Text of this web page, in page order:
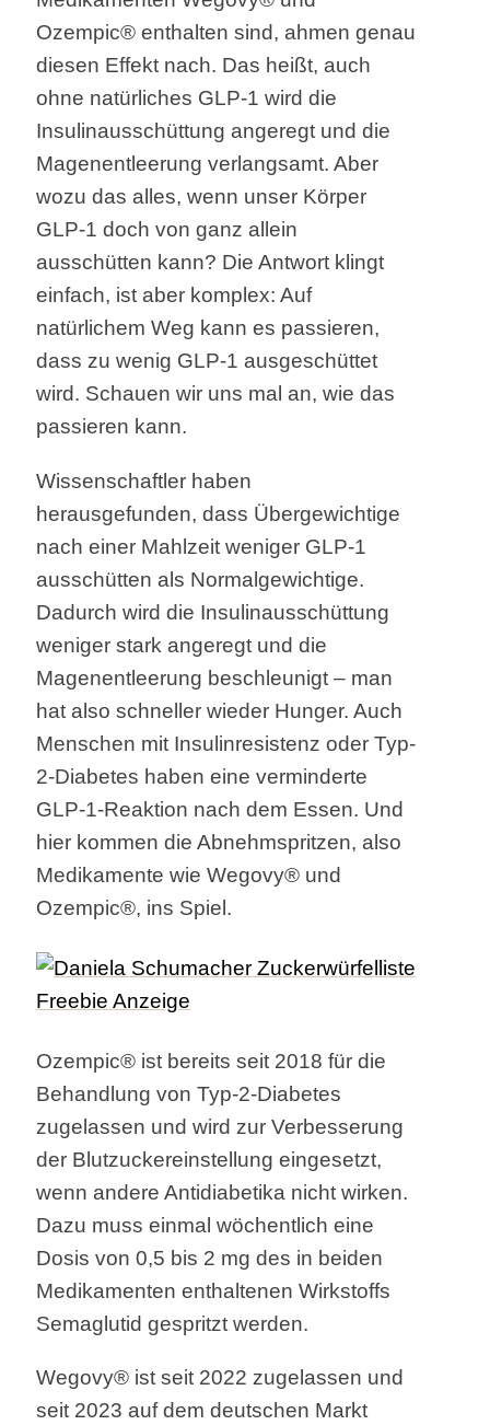
Ozempic® enthalten sind, ahmen genau
diesen Effekt nach. Das heißt, auch
ohne natürliches GLP-1 wird die
Insulinausschüttung angeregt und die
Magenentleerung verlangsamt. Aber
wozu das alles, wenn unser Körper
GLP-1 doch von ganz allein
ausschütten kann? Die Antwort klingt
einfach, ist aber komplex: Auf
natürlichem Weg kann es passieren,
dass zu wenig GLP-1 ausgeschüttet
wird. Schauen wir uns mal an, wie das
passieren kann.
Wissenschaftler haben
herausgefunden, dass Übergewichtige
nach einer Mahlzeit weniger GLP-1
ausschütten als Normalgewichtige.
Dadurch wird die Insulinausschüttung
weniger stark angeregt und die
Magenentleerung beschleunigt – man
hat also schneller wieder Hunger. Auch
Menschen mit Insulinresistenz oder Typ-
2-Diabetes haben eine verminderte
GLP-1-Reaktion nach dem Essen. Und
hier kommen die Abnehmspritzen, also
Medikamente wie Wegovy® und
Ozempic®, ins Spiel.
Ozempic® ist bereits seit 2018 für die
Behandlung von Typ-2-Diabetes
zugelassen und wird zur Verbesserung
der Blutzuckereinstellung eingesetzt,
wenn andere Antidiabetika nicht wirken.
Dazu muss einmal wöchentlich eine
Dosis von 0,5 bis 2 mg des in beiden
Medikamenten enthaltenen Wirkstoffs
Semaglutid gespritzt werden.
Wegovy® ist seit 2022 zugelassen und
seit 2023 auf dem deutschen Markt